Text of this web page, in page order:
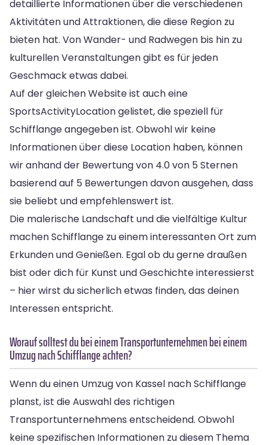
detaillierte Informationen über die verschiedenen
Aktivitäten und Attraktionen, die diese Region zu
bieten hat. Von Wander- und Radwegen bis hin zu
kulturellen Veranstaltungen gibt es für jeden
Geschmack etwas dabei.
Auf der gleichen Website ist auch eine
SportsActivityLocation gelistet, die speziell für
Schifflange angegeben ist. Obwohl wir keine
Informationen über diese Location haben, können
wir anhand der Bewertung von 4.0 von 5 Sternen
basierend auf 5 Bewertungen davon ausgehen, dass
sie beliebt und empfehlenswert ist.
Die malerische Landschaft und die vielfältige Kultur
machen Schifflange zu einem interessanten Ort zum
Erkunden und Genießen. Egal ob du gerne draußen
bist oder dich für Kunst und Geschichte interessierst
– hier wirst du sicherlich etwas finden, das deinen
Interessen entspricht.
Worauf solltest du bei einem Transportunternehmen bei einem
Umzug nach Schifflange achten?
Wenn du einen Umzug von Kassel nach Schifflange
planst, ist die Auswahl des richtigen
Transportunternehmens entscheidend. Obwohl
keine spezifischen Informationen zu diesem Thema